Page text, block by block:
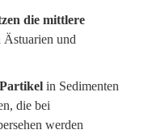
die mittlere
Ästuarien und
in Sedimenten
die bei
werden